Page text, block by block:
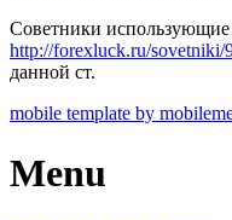
Советники использующие
http://forexluck.ru/sovetniki/
данной ст.
mobile template by
Menu